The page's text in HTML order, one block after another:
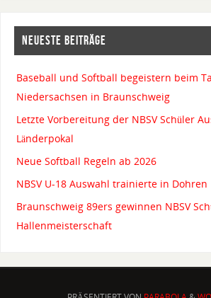
NEUESTE BEITRÄGE
Baseball und Softball begeistern beim
Niedersachsen in Braunschweig
Letzte Vorbereitung der NBSV Schüler
Länderpokal
Neue Softball Regeln ab 2026
NBSV U-18 Auswahl trainierte in Dohren
Braunschweig 89ers gewinnen NBSV
Hallenmeisterschaft